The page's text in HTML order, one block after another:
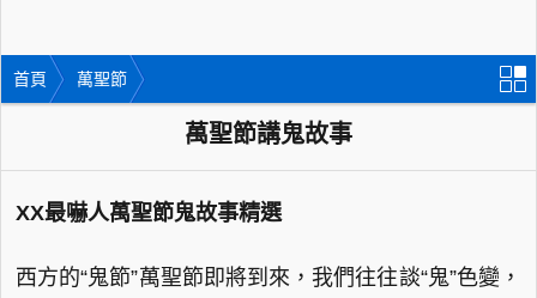
首頁 萬聖節
萬聖節講鬼故事
XX最嚇人萬聖節鬼故事精選
西方的“鬼節”萬聖節即將到來，我們往往談“鬼”色變，